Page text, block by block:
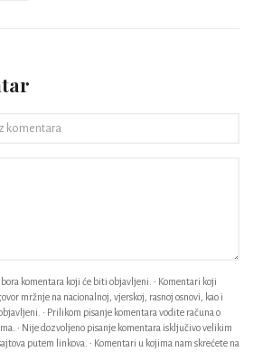
komentara koji će biti objavljeni. • Komentari koji
mržnje na nacionalnoj, vjerskoj, rasnoj osnovi, kao i
• Prilikom pisanje komentara vodite računa o
• Nije dozvoljeno pisanje komentara isključivo velikim
putem linkova. • Komentari u kojima nam skrećete na